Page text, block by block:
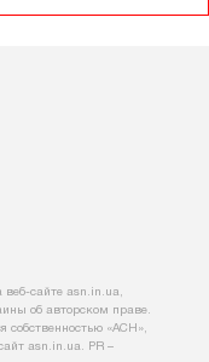
сайте asn.in.ua,
об авторском праве.
собственностью «АСН»,
asn.іn.ua. PR –